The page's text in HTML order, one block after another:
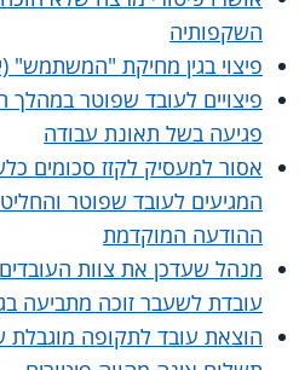
השקפותיה
פיצוי בגין מחיקת "המשתמש"
פיצויים לעובד שפוטר
פגיעה בשל תאונת עבודה
אסור למעסיק לקזז סכומים
המגיעים לעובד שפוטר
ההודעה המוקדמת
מנהל שעדכן את צוות
עובדת לשעבר זוכה מתביעה
הוצאת עובד לתקופה